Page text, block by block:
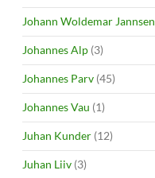
Johann Woldemar Jannsen
Johannes Alp (3)
Johannes Parv (45)
Johannes Vau (1)
Juhan Kunder (12)
Juhan Liiv (3)